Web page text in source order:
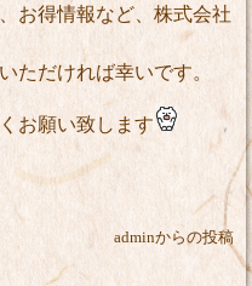
お得情報など、株式会社
ただければ幸いです。
お願い致します
adminからの投稿